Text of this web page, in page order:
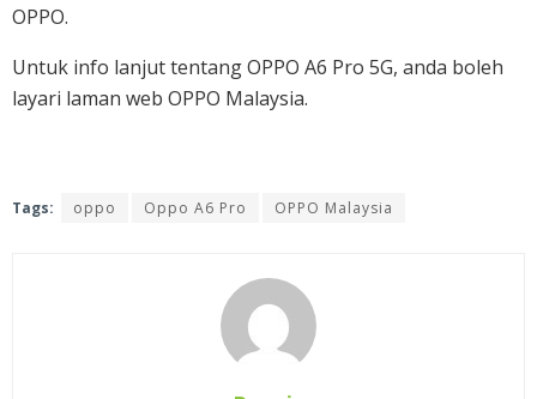
OPPO.
Untuk info lanjut tentang OPPO A6 Pro 5G, anda boleh
layari laman web OPPO Malaysia.
Tags: oppo Oppo A6 Pro OPPO Malaysia